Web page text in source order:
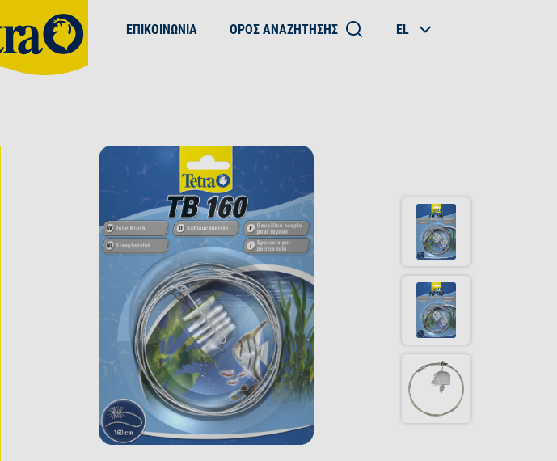
ΕΠΙΚΟΙΝΩΝΊΑ ΌΡΟΣ ΑΝΑΖΉΤΗΣΗΣ EL